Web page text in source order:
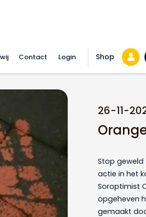
Contact Login Shop
26-11-
Stop geweld
actie in het
Soroptimist
opgeheven
gemaakt